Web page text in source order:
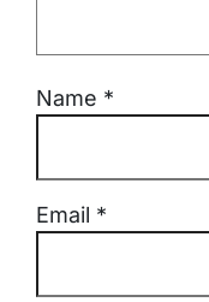
Name *
Email *